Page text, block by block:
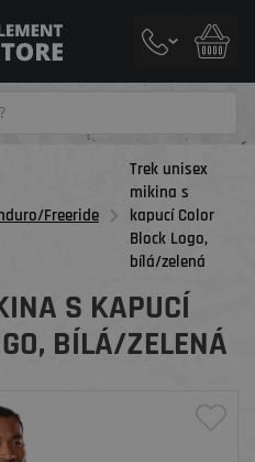
Freeride
Trek unisex
mikina s
kapucí Color
Block Logo,
bílá/zelená
S KAPUCÍ
BÍLÁ/ZELENÁ